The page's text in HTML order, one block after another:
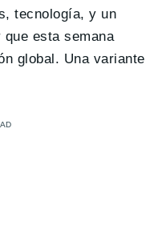
tecnología, y un
esta semana
global. Una variante